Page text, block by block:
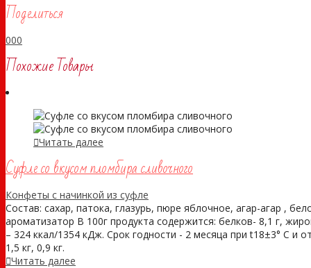
Поделиться
000
Похожие Товары
Читать далее
Суфле со вкусом пломбира сливочного
Конфеты с начинкой из суфле
Состав: сахар, патока, глазурь, пюре яблочное, агар-агар ,
ароматизатор В 100г продукта содержится: белков- 8,1 г,
– 324 ккал/1354 кДж. Срок годности - 2 месяца при t18±3° С и
1,5 кг, 0,9 кг.
Читать далее